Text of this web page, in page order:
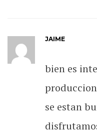
JAIME
bien es
se estan